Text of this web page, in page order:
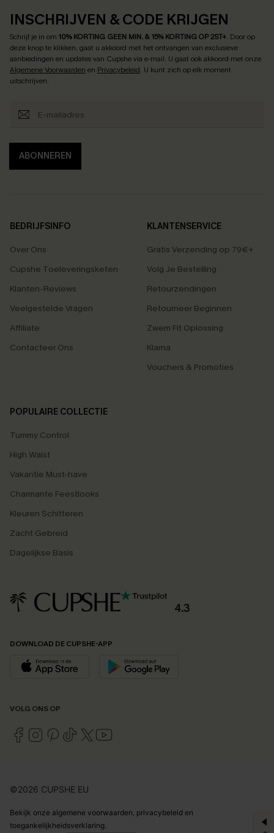
INSCHRIJVEN & CODE KRIJGEN
Schrijf je in om 10% KORTING GEEN MIN. & 15% KORTING OP 2ST+. Door op
deze knop te klikken, gaat u akkoord met het ontvangen van exclusieve
aanbiedingen en updates van Cupshe via e-mail. U gaat ook akkoord met onze
Algemene Voorwaarden en Privacybeleid. U kunt zich op elk moment
uitschrijven.
ABONNEREN
BEDRIJFSINFO
Over Ons
Cupshe Toeleveringsketen
Klanten-Reviews
Veelgestelde Vragen
Affiliate
Contacteer Ons
KLANTENSERVICE
Gratis Verzending op 79€+
Volg Je Bestelling
Retourzendingen
Retourneer Beginnen
Zwem Fit Oplossing
Klarna
Vouchers & Promoties
POPULAIRE COLLECTIE
Tummy Control
High Waist
Vakantie Must-have
Charmante Feestlooks
Kleuren Schitteren
Zacht Gebreid
Dagelijkse Basis
4.3
DOWNLOAD DE CUPSHE-APP
VOLG ONS OP
©2026 CUPSHE EU
Bekijk onze algemene voorwaarden privacybeleid en
toegankelijkheidsverklaring